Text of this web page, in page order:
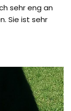
sehr eng an
Sie ist sehr